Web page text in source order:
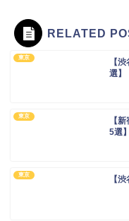
RELATED
東京
【
選】
東京
【
5選】
東京 【